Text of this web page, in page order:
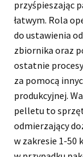
przyśpieszając
łatwym. Rola
do ustawienia
zbiornika oraz
ostatnie
za pomocą
produkcyjnej.
pelletu to
odmierzający
w zakresie 1-50